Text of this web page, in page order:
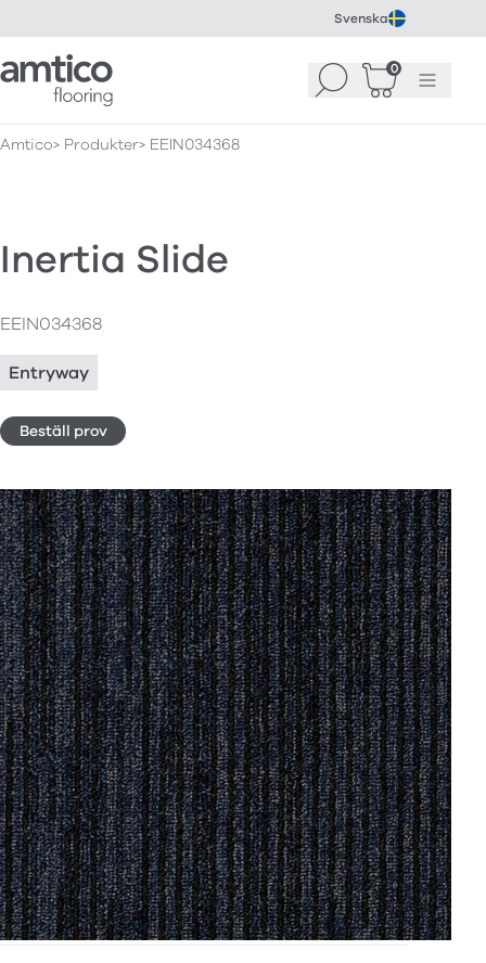
Svenska
Amtico Flooring Sök 0
Korg 0)Meny
Amtico Produkter EEIN034368
Inertia Slide
EEIN034368
Entryway
Beställ prov